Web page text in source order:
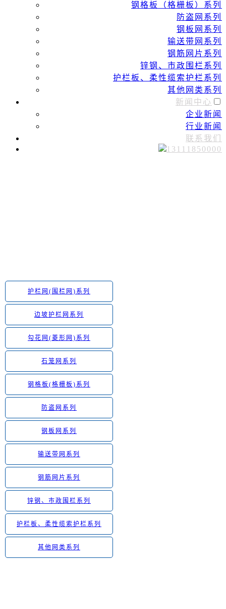
钢格板（格栅板）系列
防盗网系列
钢板网系列
输送带网系列
钢筋网片系列
锌钢、市政围栏系列
护栏板、柔性缆索护栏系列
其他网类系列
新闻中心
企业新闻
行业新闻
联系我们
13111850000
护栏网(围栏网)系列
边坡护栏网系列
勾花网(菱形网)系列
石笼网系列
钢格板(格栅板)系列
防盗网系列
钢板网系列
输送带网系列
钢筋网片系列
锌钢、市政围栏系列
护栏板、柔性缆索护栏系列
其他网类系列